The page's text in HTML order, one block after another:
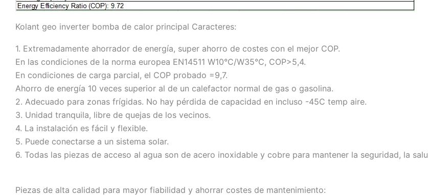
Kolant geo inverter bomba de calor principal Caracteres:
1. Extremadamente ahorrador de energía, super ahorro de costes con el mejor COP.
En las condiciones de la norma europea EN14511 W10°C/W35°C, COP>5,4.
En condiciones de carga parcial, el COP probado =9,7.
Ahorro de energía 10 veces superior al de un calefactor normal de gas o gasolina.
2. Adecuado para zonas frígidas. No hay pérdida de capacidad en incluso -45C temp aire.
3. Unidad tranquila, libre de quejas de los vecinos.
4. La instalación es fácil y flexible.
5. Puede conectarse a un sistema solar.
6. Todas las piezas de acceso al agua son de acero inoxidable y cobre para mantener la seguridad, la
Piezas de alta calidad para mayor fiabilidad y ahorrar costes de mantenimiento: